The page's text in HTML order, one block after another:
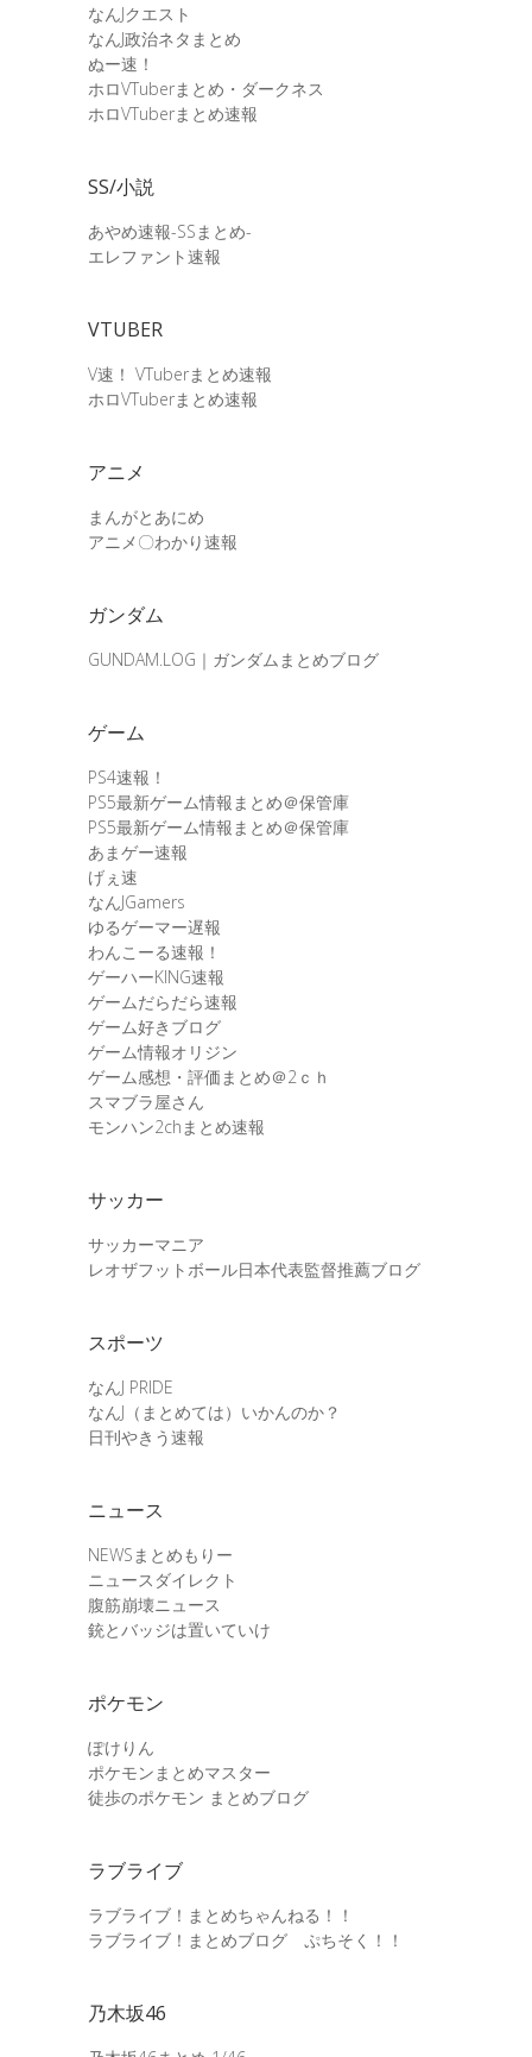
なんJクエスト
なんJ政治ネタまとめ
ぬー速！
ホロVTuberまとめ・ダークネス
ホロVTuberまとめ速報
SS/小説
あやめ速報-SSまとめ-
エレファント速報
VTUBER
V速！ VTuberまとめ速報
ホロVTuberまとめ速報
アニメ
まんがとあにめ
アニメ〇わかり速報
ガンダム
GUNDAM.LOG｜ガンダムまとめブログ
ゲーム
PS4速報！
PS5最新ゲーム情報まとめ＠保管庫
PS5最新ゲーム情報まとめ＠保管庫
あまゲー速報
げぇ速
なんJGamers
ゆるゲーマー遅報
わんこーる速報！
ゲーハーKING速報
ゲームだらだら速報
ゲーム好きブログ
ゲーム情報オリジン
ゲーム感想・評価まとめ＠2ｃｈ
スマブラ屋さん
モンハン2chまとめ速報
サッカー
サッカーマニア
レオザフットボール日本代表監督推薦ブログ
スポーツ
なんJ PRIDE
なんJ（まとめては）いかんのか？
日刊やきう速報
ニュース
NEWSまとめもりー
ニュースダイレクト
腹筋崩壊ニュース
銃とバッジは置いていけ
ポケモン
ぽけりん
ポケモンまとめマスター
徒歩のポケモン まとめブログ
ラブライブ
ラブライブ！まとめちゃんねる！！
ラブライブ！まとめブログ ぷちそく！！
乃木坂46